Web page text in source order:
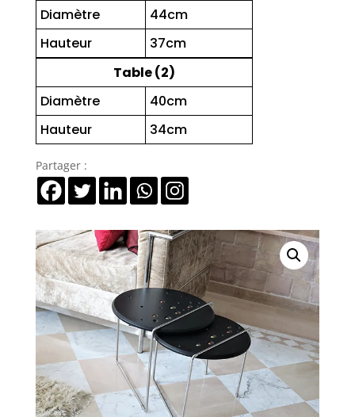
Diamètre
44cm
Hauteur
37cm
Table (2)
Diamètre
40cm
Hauteur
34cm
Partager :